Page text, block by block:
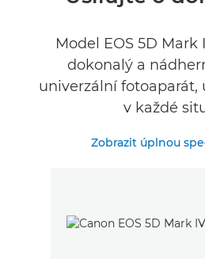
Model EOS 5D Mark
dokonalý a
univerzální fotoaparát,
v každé
Zobrazit úplnou